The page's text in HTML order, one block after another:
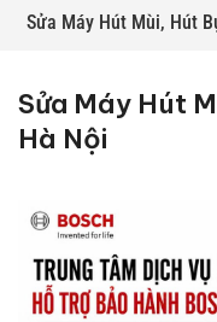
Sửa Máy Hút Mùi, Hút
Sửa Máy Hút
Hà Nội